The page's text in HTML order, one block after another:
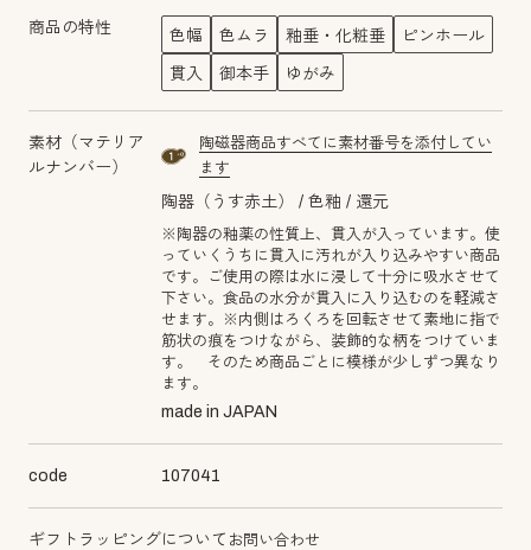
商品の特性 色幅 色ムラ 釉垂・化粧垂 ピンホール
貫入 御本手 ゆがみ
素材（マテリア
ルナンバー）
material number1a
陶磁器商品すべてに素材番号を添付してい
ます
陶器（うす赤土） 色釉 還元
※陶器の釉薬の性質上、貫入が入っています。使
っていくうちに貫入に汚れが入り込みやすい商品
です。ご使用の際は水に浸して十分に吸水させて
下さい。食品の水分が貫入に入り込むのを軽減さ
せます。※内側はろくろを回転させて素地に指で
筋状の痕をつけながら、装飾的な柄をつけていま
す。 そのため商品ごとに模様が少しずつ異なり
ます。
made in JAPAN
code 107041
ギフトラッピングについて お問い合わせ